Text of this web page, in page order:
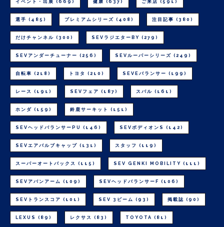
イベント・出展 (669) 健康 (637) ご来店 (591)
選手 (485) プレミアムシリーズ (408) 注目記事 (380)
だけチャンネル (300) SEVラジエターBY (279)
SEVアンダーチューナー (256) SEVルーパーシリーズ (249)
自転車 (218) トヨタ (210) SEVEバランサー (199)
レース (191) SEVフェア (187) スバル (161)
ホンダ (159) 鈴鹿サーキット (151)
SEVヘッドバランサーPU (146) SEVボディオンS (142)
SEVエアバルブキャップ (131) スタッフ (119)
スーパーオートバックス (115) SEV GENKI MOBILITY (111)
SEVアバンアーム (109) SEVヘッドバランサーF (106)
SEVトランスコア (101) SEV 3ビーム (93) 掲載誌 (90)
LEXUS (89) レクサス (83) TOYOTA (81)